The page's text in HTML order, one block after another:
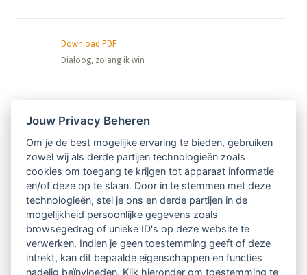
Download PDF
Dialoog, zolang ik win
Nieuwsbrief
Ontvang 10 x per jaar de LVSC-
relatienieuwsbrief met o.a.:
vrij toegankelijke TsvB-artikelen
nieuws op het vlak van professioneel
begeleiden
Jouw Privacy Beheren
Om je de best mogelijke ervaring te bieden, gebruiken
zowel wij als derde partijen technologieën zoals
cookies om toegang te krijgen tot apparaat informatie
en/of deze op te slaan. Door in te stemmen met deze
technologieën, stel je ons en derde partijen in de
mogelijkheid persoonlijke gegevens zoals
browsegedrag of unieke ID's op deze website te
verwerken. Indien je geen toestemming geeft of deze
intrekt, kan dit bepaalde eigenschappen en functies
nadelig beïnvloeden. Klik hieronder om toestemming te